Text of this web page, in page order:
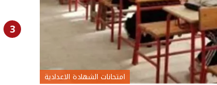
امتحانات الشهادة الاعدادية
3